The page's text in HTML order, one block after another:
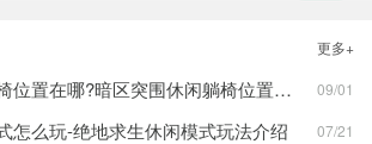
查看
更多+
暗区突围休闲躺椅位置在哪?暗区突围休闲躺椅位置攻略 09/01
怎么玩-绝地求生休闲模式玩法介绍 07/21